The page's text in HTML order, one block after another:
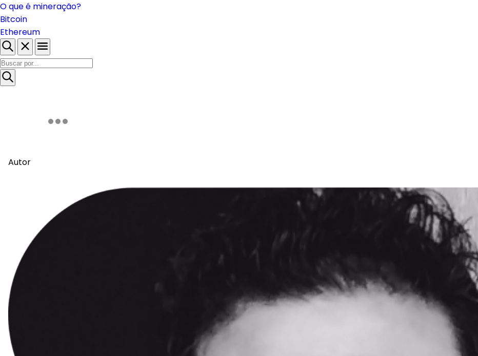
O que é mineração?
Bitcoin
Ethereum
Autor